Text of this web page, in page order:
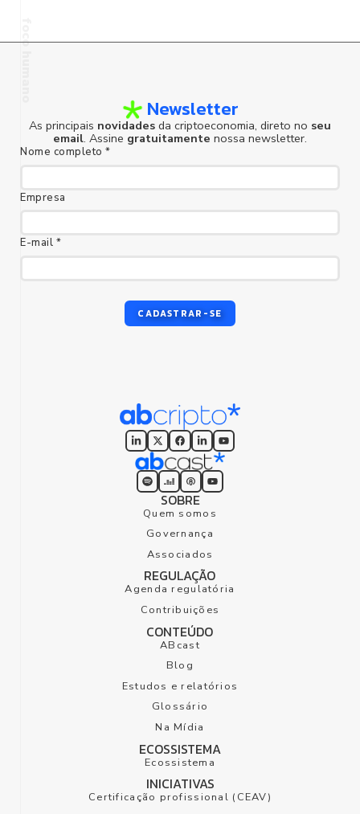
foco humano
Newsletter
As principais novidades da criptoeconomia, direto no seu
email. Assine gratuitamente nossa newsletter.
Nome completo *
Empresa
E-mail *
CADASTRAR-SE
SOBRE
Quem somos
Governança
Associados
REGULAÇÃO
Agenda regulatória
Contribuições
CONTEÚDO
ABcast
Blog
Estudos e relatórios
Glossário
Na Mídia
ECOSSISTEMA
Ecossistema
INICIATIVAS
Certificação profissional (CEAV)